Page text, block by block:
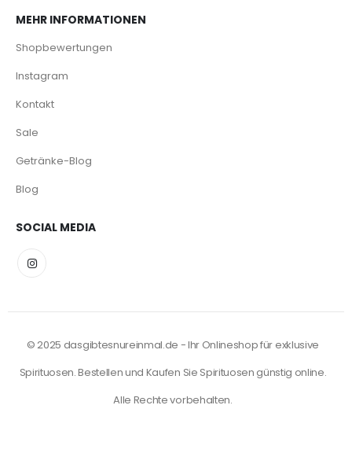
MEHR INFORMATIONEN
Shopbewertungen
Instagram
Kontakt
Sale
Getränke-Blog
Blog
SOCIAL MEDIA
© 2025 dasgibtesnureinmal.de - Ihr Onlineshop für exklusive
Spirituosen. Bestellen und Kaufen Sie Spirituosen günstig online.
Alle Rechte vorbehalten.